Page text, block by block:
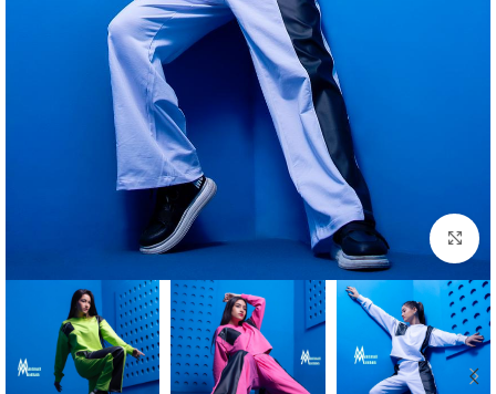
بزرگنمایی تصویر